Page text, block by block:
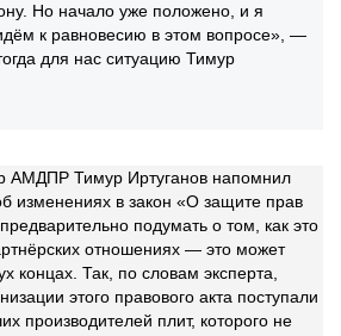
Но начало уже положено, и я
к равновесию в этом вопросе», —
для нас ситуацию Тимур
АМДПР Тимур Иртуганов напомнил
изменениях в закон «О защите прав
подумать о том, как это
отношениях — это может
концах. Так, по словам эксперта,
этого правового акта поступали
производителей плит, которого не